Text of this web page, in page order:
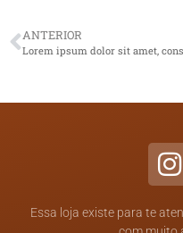
ANTERIOR
Essa loja existe para te